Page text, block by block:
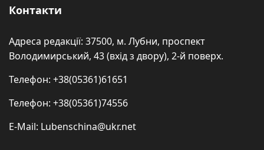
Контакти
Адреса редакції: 37500, м. Лубни, проспект
Володимирський, 43 (вхід з двору), 2-й поверх.
Телефон: +38(05361)61651
Телефон: +38(05361)74556
E-Mail: Lubenschina@ukr.net